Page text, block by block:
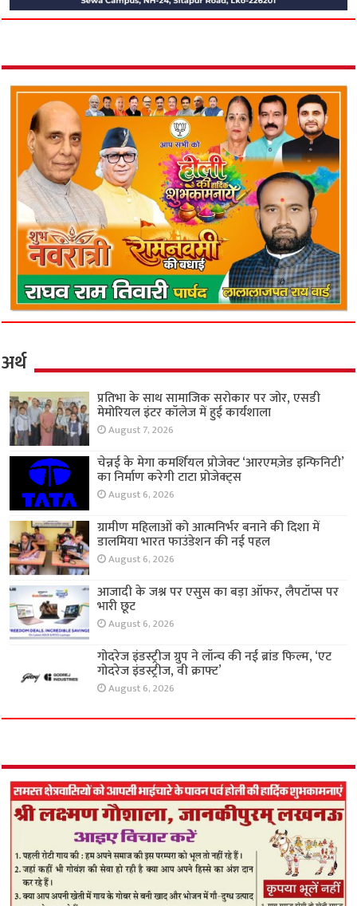
अर्थ
प्रतिभा के साथ सामाजिक सरोकार पर जोर, एसडी
मेमोरियल इंटर कॉलेज में हुई कार्यशाला
August 7, 2026
चेन्नई के मेगा कमर्शियल प्रोजेक्ट ‘आरएमज़ेड इन्फिनिटी’
का निर्माण करेगी टाटा प्रोजेक्ट्स
August 6, 2026
ग्रामीण महिलाओं को आत्मनिर्भर बनाने की दिशा में
डालमिया भारत फाउंडेशन की नई पहल
August 6, 2026
आजादी के जश्न पर एसुस का बड़ा ऑफर, लैपटॉप्स पर
भारी छूट
August 6, 2026
गोदरेज इंडस्ट्रीज ग्रुप ने लॉन्च की नई ब्रांड फिल्म, ‘एट
गोदरेज इंडस्ट्रीज, वी क्राफ्ट’
August 6, 2026